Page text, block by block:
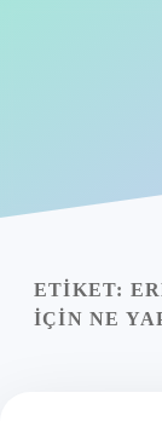
Yasal Uyarı
ETIKET:
IÇIN NE